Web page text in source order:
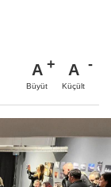
A
Büyüt
A
Küçült